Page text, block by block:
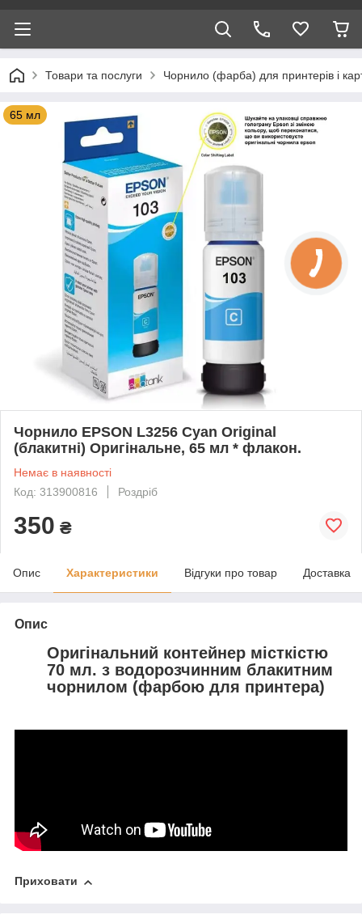
Товари та послуги Чорнило (фарба) для принтерів і
65 мл
Чорнило EPSON L3256 Cyan Original
(блакитні) Оригінальне, 65 мл * флакон.
Немає в наявності
Код: 313900816
Роздріб
350 ₴
Опис Характеристики Відгуки про товар Доставка
Опис
Оригінальний контейнер місткістю
70 мл. з водорозчинним блакитним
чорнилом (фарбою для принтера)
Приховати